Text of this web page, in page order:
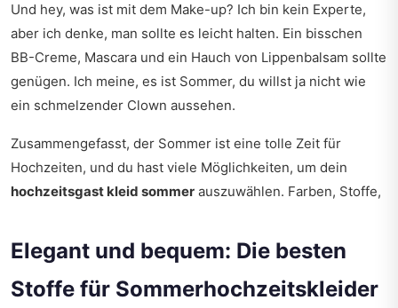
Und hey, was ist mit dem Make-up? Ich bin kein Experte,
aber ich denke, man sollte es leicht halten. Ein bisschen
BB-Creme, Mascara und ein Hauch von Lippenbalsam sollte
genügen. Ich meine, es ist Sommer, du willst ja nicht wie
ein schmelzender Clown aussehen.
Zusammengefasst, der Sommer ist eine tolle Zeit für
Hochzeiten, und du hast viele Möglichkeiten, um dein
hochzeitsgast kleid sommer auszuwählen. Farben, Stoffe,
Elegant und bequem: Die besten
Stoffe für Sommerhochzeitskleider